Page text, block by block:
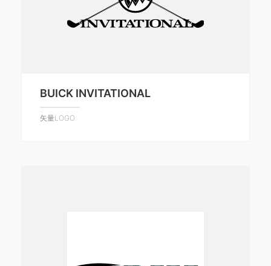
BUICK INVITATIONAL
矢量LOGO